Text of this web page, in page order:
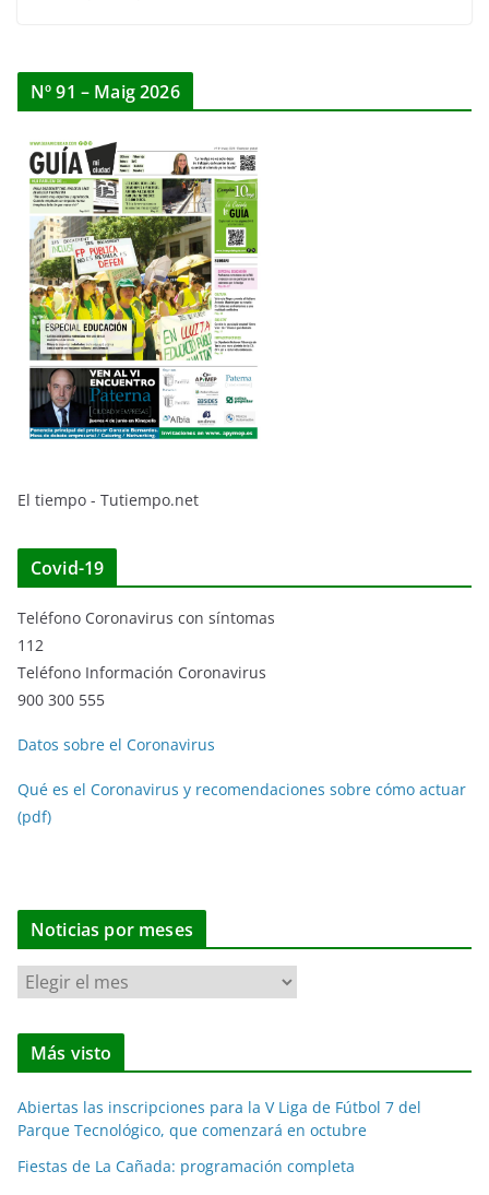
Nº 91 – Maig 2026
El tiempo - Tutiempo.net
Covid-19
Teléfono Coronavirus con síntomas
112
Teléfono Información Coronavirus
900 300 555
Datos sobre el Coronavirus
Qué es el Coronavirus y recomendaciones sobre cómo actuar
(pdf)
Noticias por meses
N
o
t
i
a
s
Más visto
Abiertas las inscripciones para la V Liga de Fútbol 7 del
Parque Tecnológico, que comenzará en octubre
Fiestas de La Cañada: programación completa